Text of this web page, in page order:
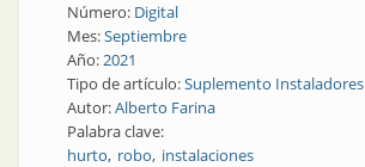
Número: Digital
Mes:Septiembre
Año:2021
Tipo de artículo:Suplemento Instaladores
Autor:Alberto Farina
Palabra clave:
hurto robo instalaciones